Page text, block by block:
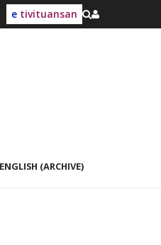
e tivituansan
(ARCHIVE)